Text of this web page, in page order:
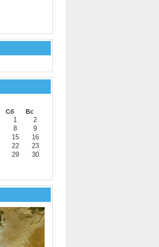
Сб Вс
1
2
8
9
15
16
22
23
29
30